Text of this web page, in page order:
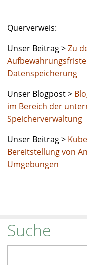
Querverweis:
Unser Beitrag >Zu
Datenspeicherung
Unser Blogpost >
im Bereich der
Speicherverwaltung
Unser Beitrag >
Bereitstellung von
Umgebungen
Suche